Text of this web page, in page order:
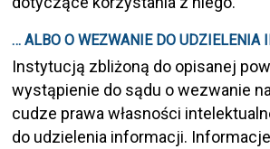
… ALBO O WEZWANIE DO UDZIELENIA
Instytucją zbliżoną do opisanej
wystąpienie do sądu o wezwanie
cudze prawa własności
do udzielenia informacji.